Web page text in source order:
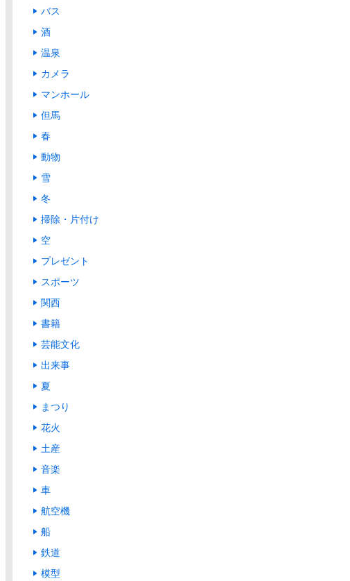
バス
酒
温泉
カメラ
マンホール
但馬
春
動物
雪
冬
掃除・片付け
空
プレゼント
スポーツ
関西
書籍
芸能文化
出来事
夏
まつり
花火
土産
音楽
車
航空機
船
鉄道
模型